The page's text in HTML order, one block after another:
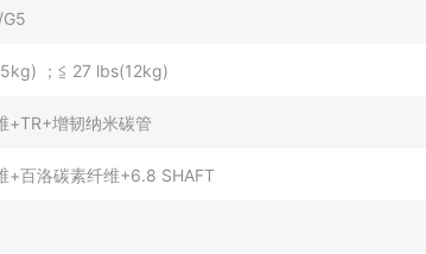
；≦ 27 lbs(12kg)
+TR+增韧纳米碳管
+百洛碳素纤维+6.8 SHAFT